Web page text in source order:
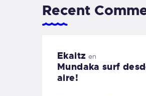
Recent
Ekaitz en
Mundaka surf
aire!